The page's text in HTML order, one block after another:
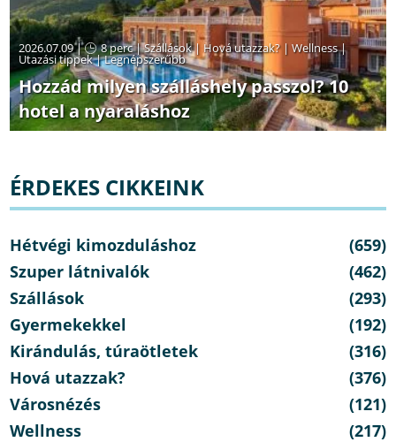
2026.07.09 | 8 perc|Szállások| Hová utazzak? |Wellness|
Utazási tippek|Legnépszerűbb
Hozzád milyen szálláshely passzol? 10
hotel a nyaraláshoz
ÉRDEKES CIKKEINK
Hétvégi kimozduláshoz
(659)
Szuper látnivalók
(462)
Szállások
(293)
Gyermekekkel
(192)
Kirándulás, túraötletek
(316)
Hová utazzak?
(376)
Városnézés
(121)
Wellness
(217)